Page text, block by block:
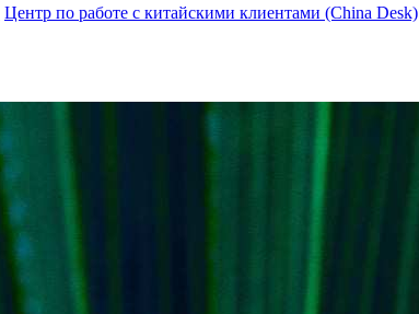
Центр по работе с китайскими клиентами (China Desk)